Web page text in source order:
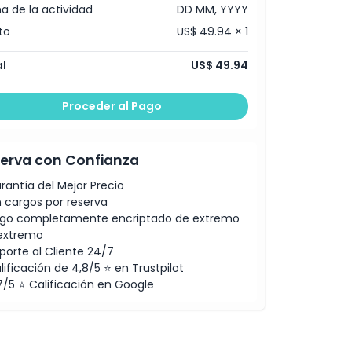
de la actividad
DD MM, YYYY
US$ 49.94 × 1
US$ 49.94
Proceder al Pago
con Confianza
del Mejor Precio
cargos por reserva
completamente encriptado de extremo
al Cliente 24/7
de 4,8/5 ⭐ en Trustpilot
5 ⭐ Calificación en Google